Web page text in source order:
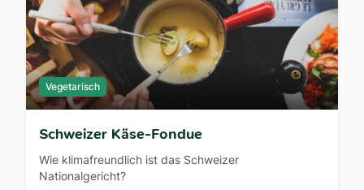
Vegetarisch
Schweizer Käse-Fondue
Wie klimafreundlich ist das Schweizer
Nationalgericht?